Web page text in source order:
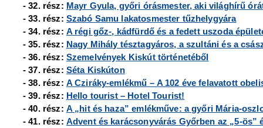
- 32. rész: Mayr Gyula, győri órásmester, aki világhírű
- 33. rész: Szabó Samu lakatosmester tűzhelygyára
- 34. rész: A régi gőz-, kádfürdő és a fedett uszoda
- 35. rész: Nagy Mihály tésztagyáros, a szultáni és a
- 36. rész: Szemelvények Kiskút történetéből
- 37. rész: Séta Kiskúton
- 38. rész: A Cziráky-emlékmű – A 102 éve felavatott
- 39. rész: Hello tourist – Hotel Tourist!
- 40. rész: A „hit és haza” emlékműve: a győri Mária-
- 41. rész: Advent és karácsonyvárás Győrben az „5-ös”